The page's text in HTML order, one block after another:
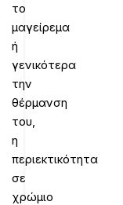
το
μαγείρεμα
ή
γενικότερα
την
θέρμανση
του,
η
περιεκτικότητα
σε
χρώμιο